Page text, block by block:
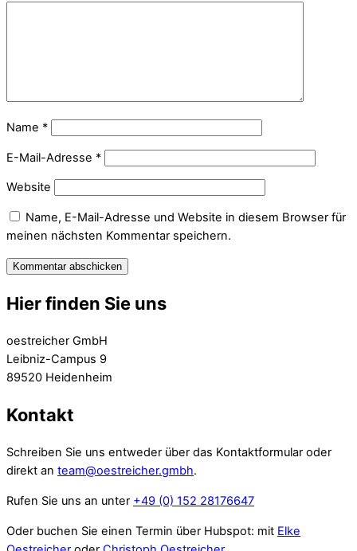
Name *
E-Mail-Adresse *
Website
Name, E-Mail-Adresse und Website in diesem Browser für
meinen nächsten Kommentar speichern.
Hier finden Sie uns
oestreicher GmbH
Leibniz-Campus 9
89520 Heidenheim
Kontakt
Schreiben Sie uns entweder über das Kontaktformular oder
direkt an team@oestreicher.gmbh.
Rufen Sie uns an unter +49 (0) 152 28176647
Oder buchen Sie einen Termin über Hubspot: mit Elke